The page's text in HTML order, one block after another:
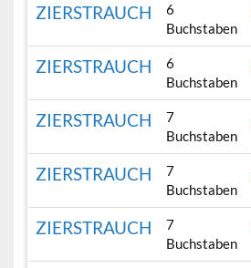
ZIERSTRAUCH
6
Buchstaben
ZIERSTRAUCH
6
Buchstaben
ZIERSTRAUCH
7
Buchstaben
ZIERSTRAUCH
7
Buchstaben
ZIERSTRAUCH
7
Buchstaben